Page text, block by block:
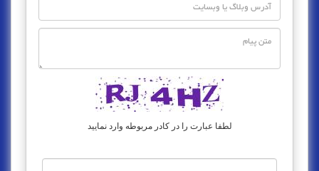
لطفا عبارت را در کادر مربوطه وارد نمایید